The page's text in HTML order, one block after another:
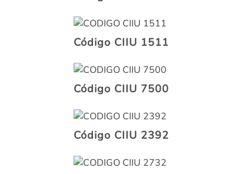
Código CIIU 1511
Código CIIU 7500
Código CIIU 2392